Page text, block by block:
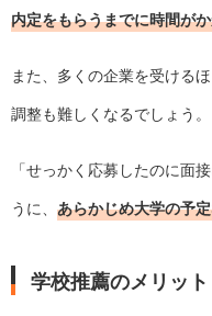
内定をもらうまでに時間が
また、多くの企業を受ける
調整も難しくなるでしょう。
「せっかく応募したのに
うに、 あらかじめ大学の予
学校推薦のメリッ